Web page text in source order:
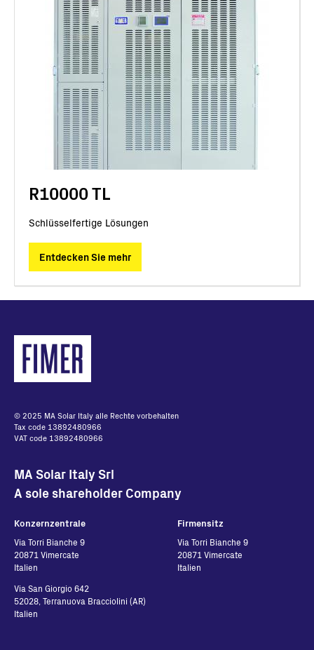
R10000 TL
Schlüsselfertige Lösungen
Entdecken Sie mehr
© 2025 MA Solar Italy alle Rechte vorbehalten
Tax code 13892480966
VAT code 13892480966
MA Solar Italy Srl
A sole shareholder Company
Konzernzentrale
Via Torri Bianche 9
20871 Vimercate
Italien
Via San Giorgio 642
52028, Terranuova Bracciolini (AR)
Italien
Firmensitz
Via Torri Bianche 9
20871 Vimercate
Italien